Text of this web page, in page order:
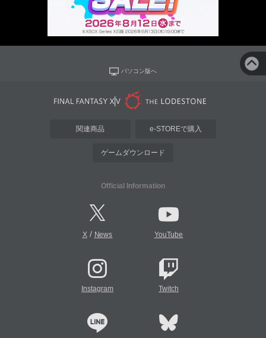
パソコン版へ
関連商品 e-STOREで購入
ゲームダウンロード
Official Information
X/ News YouTube
Instagram Twitch